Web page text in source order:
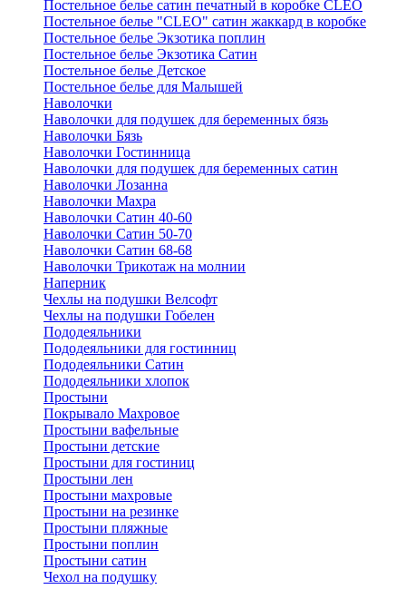
Постельное белье сатин печатный в коробке CLEO
Постельное белье "CLEO" сатин жаккард в коробке
Постельное белье Экзотика поплин
Постельное белье Экзотика Сатин
Постельное белье Детское
Постельное белье для Малышей
Наволочки
Наволочки для подушек для беременных бязь
Наволочки Бязь
Наволочки Гостинница
Наволочки для подушек для беременных сатин
Наволочки Лозанна
Наволочки Махра
Наволочки Сатин 40-60
Наволочки Сатин 50-70
Наволочки Сатин 68-68
Наволочки Трикотаж на молнии
Наперник
Чехлы на подушки Велсофт
Чехлы на подушки Гобелен
Пододеяльники
Пододеяльники для гостинниц
Пододеяльники Сатин
Пододеяльники хлопок
Простыни
Покрывало Махровое
Простыни вафельные
Простыни детские
Простыни для гостиниц
Простыни лен
Простыни махровые
Простыни на резинке
Простыни пляжные
Простыни поплин
Простыни сатин
Чехол на подушку